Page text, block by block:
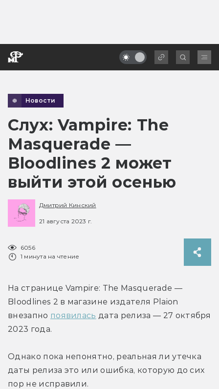
Новости
Слух: Vampire: The
Masquerade —
Bloodlines 2 может
выйти этой осенью
Дмитрий Кинский
21 августа 2023 г.
6056
1 минута на чтение
На странице Vampire: The Masquerade —
Bloodlines 2 в магазине издателя Plaion
внезапно появилась дата релиза — 27 октября
2023 года.
Однако пока непонятно, реальная ли утечка
даты релиза это или ошибка, которую до сих
пор не исправили.